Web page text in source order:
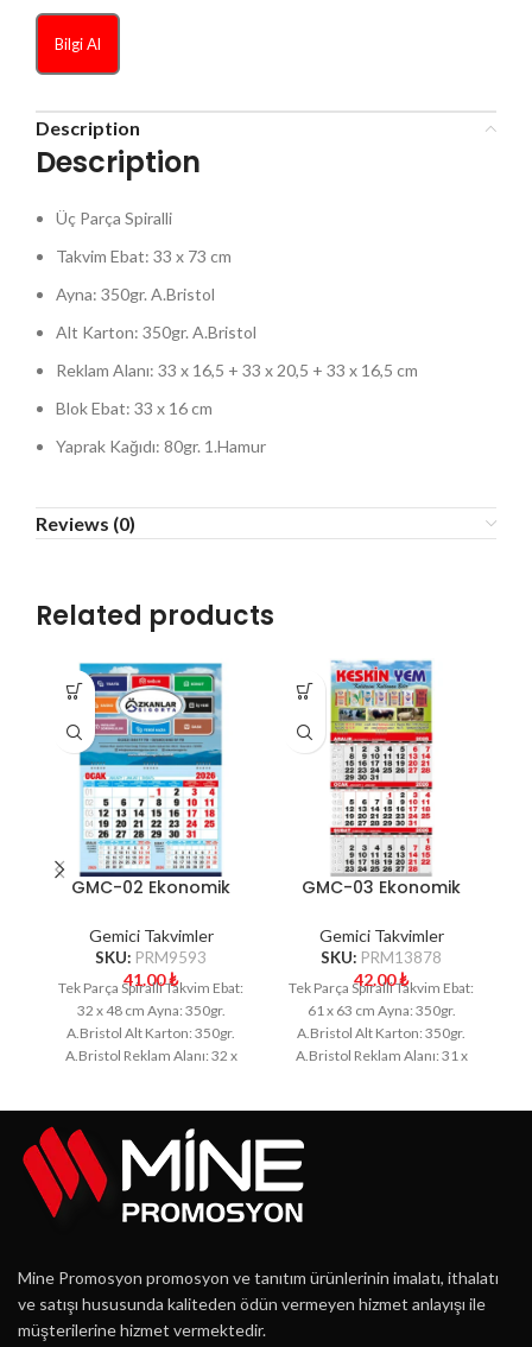
Bilgi Al
Description
Description
Üç Parça Spiralli
Takvim Ebat: 33 x 73 cm
Ayna: 350gr. A.Bristol
Alt Karton: 350gr. A.Bristol
Reklam Alanı: 33 x 16,5 + 33 x 20,5 + 33 x 16,5 cm
Blok Ebat: 33 x 16 cm
Yaprak Kağıdı: 80gr. 1.Hamur
Reviews (0)
Related products
GMC-02 Ekonomik
Takvim
Gemici Takvimler
SKU: PRM9593
41.00₺
Tek Parça Spiralli Takvim Ebat:
32 x 48 cm Ayna: 350gr.
A.Bristol Alt Karton: 350gr.
A.Bristol Reklam Alanı: 32 x
GMC-03 Ekonomik
Takvim
Gemici Takvimler
SKU: PRM13878
42.00₺
Tek Parça Spiralli Takvim Ebat:
61 x 63 cm Ayna: 350gr.
A.Bristol Alt Karton: 350gr.
A.Bristol Reklam Alanı: 31 x
Mine Promosyon promosyon ve tanıtım ürünlerinin imalatı, ithalatı
ve satışı hususunda kaliteden ödün vermeyen hizmet anlayışı ile
müşterilerine hizmet vermektedir.